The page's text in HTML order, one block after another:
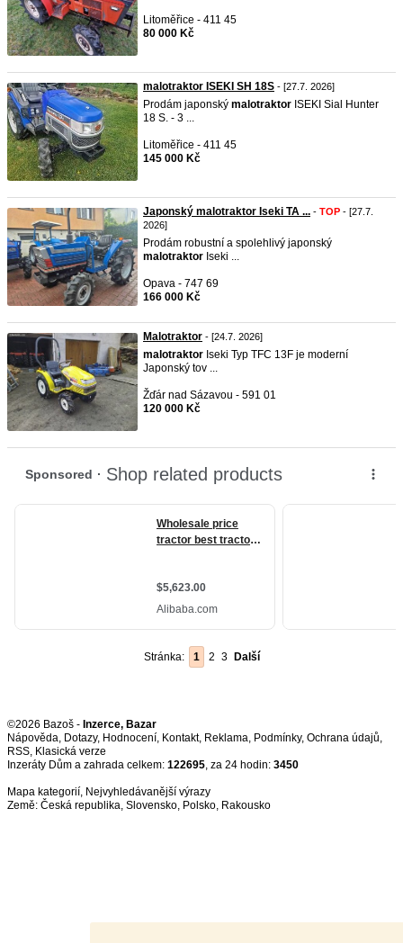
Litoměřice - 411 45
80 000 Kč
malotraktor ISEKI SH 18S - [27.7. 2026]
Prodám japonský malotraktor ISEKI Sial Hunter
18 S. - 3 ...
Litoměřice - 411 45
145 000 Kč
Japonský malotraktor Iseki TA ... - TOP - [27.7.
2026]
Prodám robustní a spolehlivý japonský
malotraktor Iseki ...
Opava - 747 69
166 000 Kč
Malotraktor - [24.7. 2026]
malotraktor Iseki Typ TFC 13F je moderní
Japonský tov ...
Žďár nad Sázavou - 591 01
120 000 Kč
Stránka: 1 2 3 Další
©2026 Bazoš - Inzerce, Bazar
Nápověda, Dotazy, Hodnocení, Kontakt, Reklama, Podmínky, Ochrana údajů,
RSS,
Inzeráty Dům a zahrada celkem: 122695, za 24 hodin: 3450
Mapa kategorií, Nejvyhledávanější výrazy
Země: Česká republika, Slovensko, Polsko, Rakousko